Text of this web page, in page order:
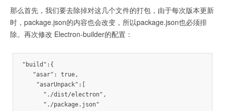
那么首先，我们要去除掉对这几个文件的打包，由于每次版本更新
时，package.json的内容也会改变，所以package.json也必须排
除。再次修改 Electron-builder的配置：
"build":{
   "asar": true,
    "asarUnpack":[
      "./dist/electron",
      "./package.json"